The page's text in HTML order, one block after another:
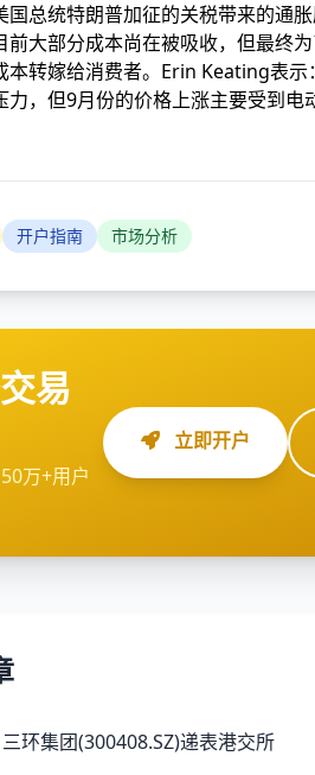
国总统特朗普加征的关税带来的通
前大部分成本尚在被吸收，但最终
本转嫁给消费者。Erin Keating表示
力，但9月份的价格上涨主要受到电
开户指南 市场分析
易
万+用户
立即开户
环集团(300408.SZ)递表港交所